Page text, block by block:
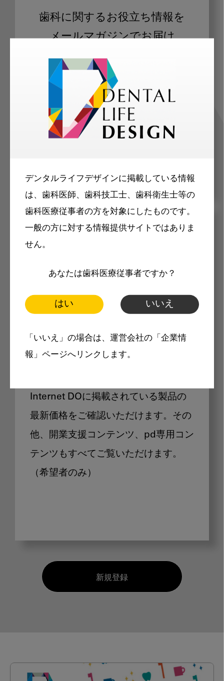
デンタルライフデザインに掲載している情報
は、歯科医師、歯科技工士、歯科衛生士等の
歯科医療従事者の方を対象にしたものです。
一般の方に対する情報提供サイトではありま
せん。
あなたは歯科医療従事者ですか？
はい いいえ
「いいえ」の場合は、運営会社の「企業情
報」ページへリンクします。
歯科に関するお役立ち情報を
メールマガジンでお届け
ご登録いただいた職種（歯科医師、歯
科衛生士、歯科技工士）に合わせた内
容のメールマガジンをお届けします。
メリット
製品価格も閲覧可能
Internet DOに掲載されている製品の
最新価格をご確認いただけます。その
他、開業支援コンテンツ、pd専用コン
テンツもすべてご覧いただけます。
（希望者のみ）
新規登録